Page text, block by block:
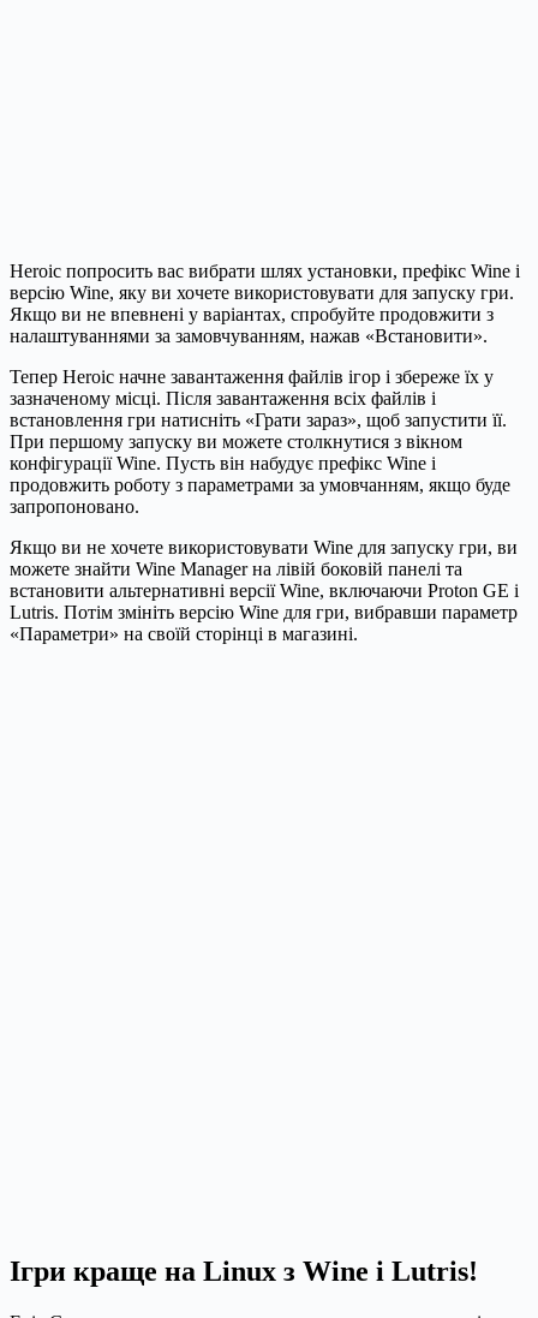
Heroic попросить вас вибрати шлях установки, префікс Wine і
версію Wine, яку ви хочете використовувати для запуску гри.
Якщо ви не впевнені у варіантах, спробуйте продовжити з
налаштуваннями за замовчуванням, нажав «Встановити».
Тепер Heroic начне завантаження файлів ігор і збереже їх у
зазначеному місці. Після завантаження всіх файлів і
встановлення гри натисніть «Грати зараз», щоб запустити її.
При першому запуску ви можете столкнутися з вікном
конфігурації Wine. Пусть він набудує префікс Wine і
продовжить роботу з параметрами за умовчанням, якщо буде
запропоновано.
Якщо ви не хочете використовувати Wine для запуску гри, ви
можете знайти Wine Manager на лівій боковій панелі та
встановити альтернативні версії Wine, включаючи Proton GE і
Lutris. Потім змініть версію Wine для гри, вибравши параметр
«Параметри» на своїй сторінці в магазині.
Ігри краще на Linux з Wine і Lutris!